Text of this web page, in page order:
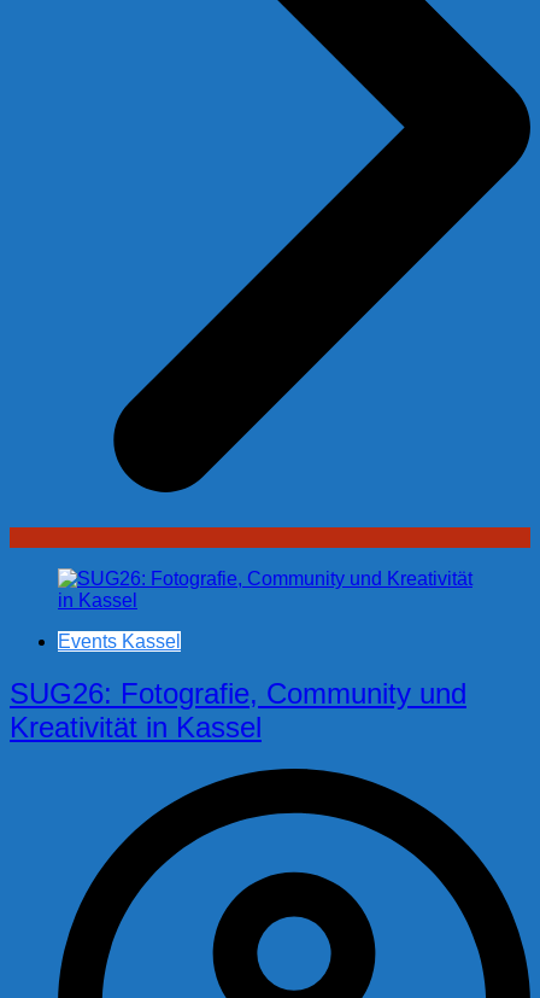
Events Kassel
SUG26: Fotografie, Community und
Kreativität in Kassel